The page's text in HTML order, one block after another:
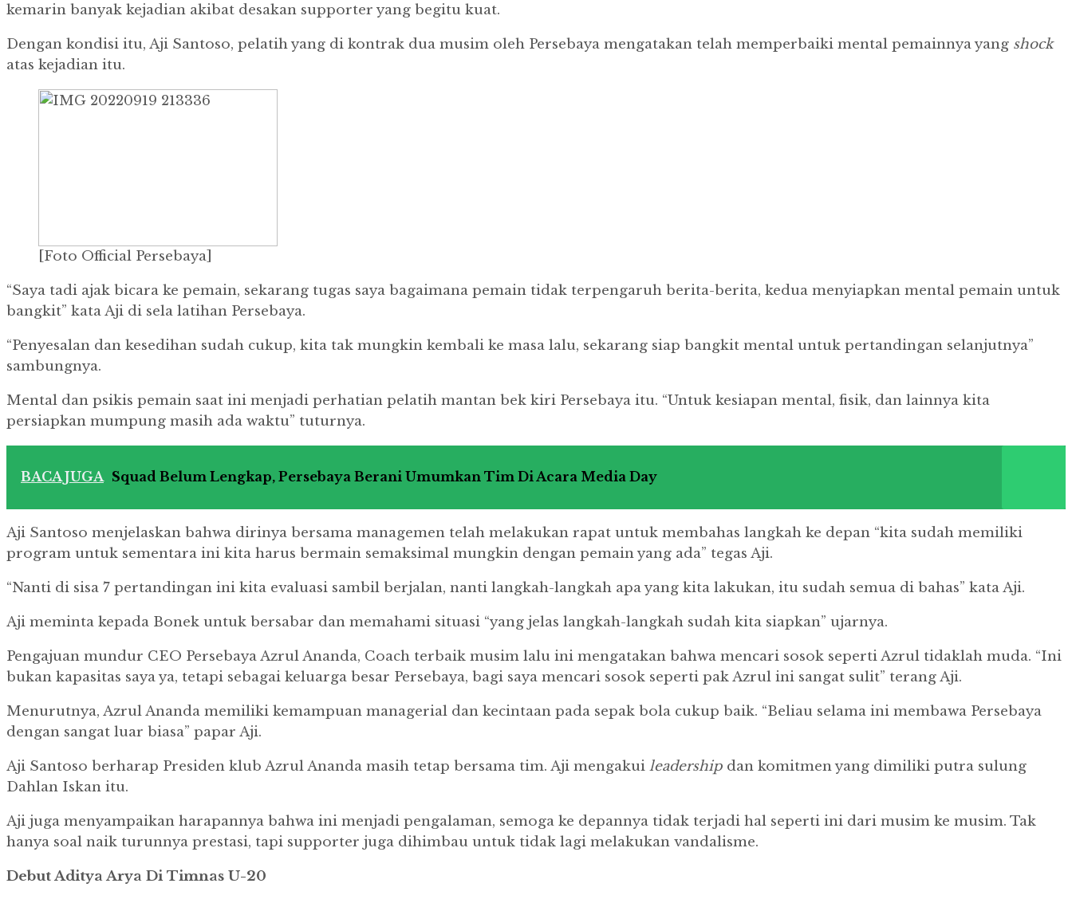
kemarin banyak kejadian akibat desakan supporter yang begitu kuat.
Dengan kondisi itu, Aji Santoso, pelatih yang di kontrak dua musim oleh Persebaya mengatakan telah memperbaiki mental pemainnya yang shock
atas kejadian itu.
[Foto Official Persebaya]
“Saya tadi ajak bicara ke pemain, sekarang tugas saya bagaimana pemain tidak terpengaruh berita-berita, kedua menyiapkan mental pemain untuk
bangkit” kata Aji di sela latihan Persebaya.
“Penyesalan dan kesedihan sudah cukup, kita tak mungkin kembali ke masa lalu, sekarang siap bangkit mental untuk pertandingan selanjutnya”
sambungnya.
Mental dan psikis pemain saat ini menjadi perhatian pelatih mantan bek kiri Persebaya itu. “Untuk kesiapan mental, fisik, dan lainnya kita
persiapkan mumpung masih ada waktu” tuturnya.
BACA JUGA Squad Belum Lengkap, Persebaya Berani Umumkan Tim Di Acara Media Day
Aji Santoso menjelaskan bahwa dirinya bersama managemen telah melakukan rapat untuk membahas langkah ke depan “kita sudah memiliki
program untuk sementara ini kita harus bermain semaksimal mungkin dengan pemain yang ada” tegas Aji.
“Nanti di sisa 7 pertandingan ini kita evaluasi sambil berjalan, nanti langkah-langkah apa yang kita lakukan, itu sudah semua di bahas” kata Aji.
Aji meminta kepada Bonek untuk bersabar dan memahami situasi “yang jelas langkah-langkah sudah kita siapkan” ujarnya.
Pengajuan mundur CEO Persebaya Azrul Ananda, Coach terbaik musim lalu ini mengatakan bahwa mencari sosok seperti Azrul tidaklah muda. “Ini
bukan kapasitas saya ya, tetapi sebagai keluarga besar Persebaya, bagi saya mencari sosok seperti pak Azrul ini sangat sulit” terang Aji.
Menurutnya, Azrul Ananda memiliki kemampuan managerial dan kecintaan pada sepak bola cukup baik. “Beliau selama ini membawa Persebaya
dengan sangat luar biasa” papar Aji.
Aji Santoso berharap Presiden klub Azrul Ananda masih tetap bersama tim. Aji mengakui leadership dan komitmen yang dimiliki putra sulung
Dahlan Iskan itu.
Aji juga menyampaikan harapannya bahwa ini menjadi pengalaman, semoga ke depannya tidak terjadi hal seperti ini dari musim ke musim. Tak
hanya soal naik turunnya prestasi, tapi supporter juga dihimbau untuk tidak lagi melakukan vandalisme.
Debut Aditya Arya Di Timnas U-20